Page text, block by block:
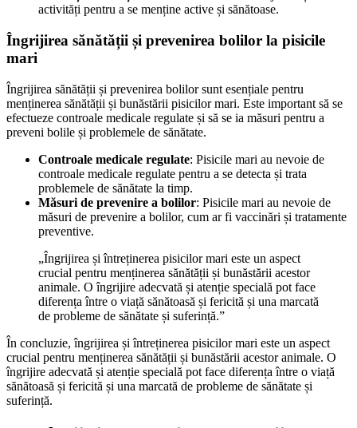
activități pentru a se menține active și sănătoase.
Îngrijirea sănătății și prevenirea bolilor la pisicile
mari
Îngrijirea sănătății și prevenirea bolilor sunt esențiale pentru
menținerea sănătății și bunăstării pisicilor mari. Este important să se
efectueze controale medicale regulate și să se ia măsuri pentru a
preveni bolile și problemele de sănătate.
Controale medicale regulate: Pisicile mari au nevoie de
controale medicale regulate pentru a se detecta și trata
problemele de sănătate la timp.
Măsuri de prevenire a bolilor: Pisicile mari au nevoie de
măsuri de prevenire a bolilor, cum ar fi vaccinări și tratamente
preventive.
„Îngrijirea și întreținerea pisicilor mari este un aspect
crucial pentru menținerea sănătății și bunăstării acestor
animale. O îngrijire adecvată și atenție specială pot face
diferența între o viață sănătoasă și fericită și una marcată
de probleme de sănătate și suferință.”
În concluzie, îngrijirea și întreținerea pisicilor mari este un aspect
crucial pentru menținerea sănătății și bunăstării acestor animale. O
îngrijire adecvată și atenție specială pot face diferența între o viață
sănătoasă și fericită și una marcată de probleme de sănătate și
suferință.